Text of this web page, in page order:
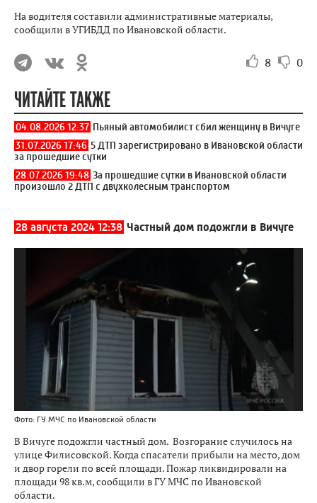
На водителя составили административные материалы,
сообщили в УГИБДД по Ивановской области.
8 0
ЧИТАЙТЕ ТАКЖЕ
04.08.2026 12:37 Пьяный автомобилист сбил женщину в Вичуге
31.07.2026 17:46 5 ДТП зарегистрировано в Ивановской области
за прошедшие сутки
28.07.2026 19:48 За прошедшие сутки в Ивановской области
произошло 2 ДТП с двухколесным транспортом
28 августа 2024 12:38 Частный дом подожгли в Вичуге
Фото: ГУ МЧС по Ивановской области
В Вичуге подожгли частный дом. Возгорание случилось на
улице Филисовской. Когда спасатели прибыли на место, дом
и двор горели по всей площади. Пожар ликвидировали на
площади 98 кв.м, сообщили в ГУ МЧС по Ивановской
области.